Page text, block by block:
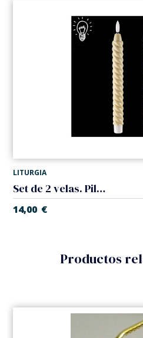
LITURGIA
Set de 2 velas. Pilas
14,00 €
Productos